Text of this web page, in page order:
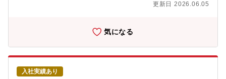
れる建材製品（例：内装ドアなどの建具、フローリング、収納設
を図り、その状態を維持・管理する。その成果として経営(利益確
保)に貢献する。【制御ソフト開発課のミッション】・建材製品の
アフターサービスが迅速かつ円滑に実施できるよう営業部門、修
理部門と連携し、お客様ご不満を解消～CS向上を図る・市場での
製品不具合情報を商品企画・開発部門へフィードバック～商品改
善を促し、品質向上を図る【募集背景】建築関連商品アフターサ
を満たした方に関しては在宅勤務の選択が可能です。フルリモー
スリー本社とのプロダクト開発にかかわれるようになります。
【勤務時間例】8:30 ～ 17:30、9:00 ～ 18:00、10:00～19:00、
11:00 ～ 20:00【組織構成】コミュニケーター：41名スーパーバ
イザー：8名グループ長：2名
更新日 2026.06.05
気になる
入社実績あり